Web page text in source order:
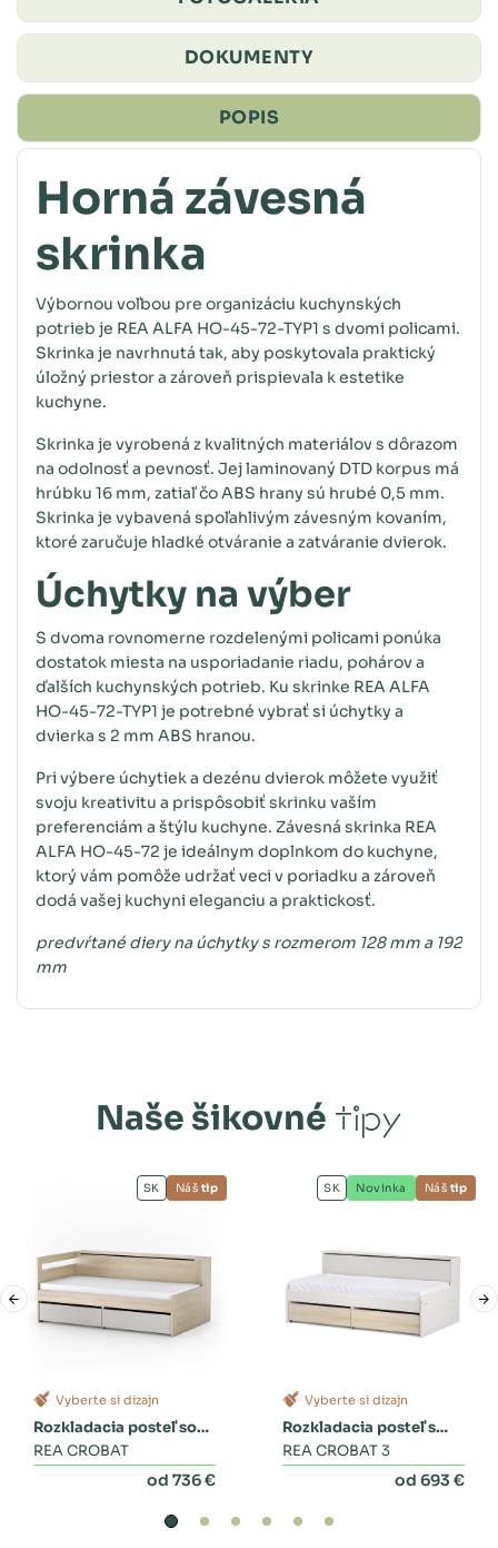
DOKUMENTY
POPIS
Horná závesná
skrinka
Výbornou voľbou pre organizáciu kuchynských
potrieb je REA ALFA HO-45-72-TYP1 s dvomi policami.
Skrinka je navrhnutá tak, aby poskytovala praktický
úložný priestor a zároveň prispievala k estetike
kuchyne.
Skrinka je vyrobená z kvalitných materiálov s dôrazom
na odolnosť a pevnosť. Jej laminovaný DTD korpus má
hrúbku 16 mm, zatiaľ čo ABS hrany sú hrubé 0,5 mm.
Skrinka je vybavená spoľahlivým závesným kovaním,
ktoré zaručuje hladké otváranie a zatváranie dvierok.
Úchytky na výber
S dvoma rovnomerne rozdelenými policami ponúka
dostatok miesta na usporiadanie riadu, pohárov a
ďalších kuchynských potrieb. Ku skrinke REA ALFA
HO-45-72-TYP1 je potrebné vybrať si úchytky a
dvierka s 2 mm ABS hranou.
Pri výbere úchytiek a dezénu dvierok môžete využiť
svoju kreativitu a prispôsobiť skrinku vaším
preferenciám a štýlu kuchyne. Závesná skrinka REA
ALFA HO-45-72 je ideálnym doplnkom do kuchyne,
ktorý vám pomôže udržať veci v poriadku a zároveň
dodá vašej kuchyni eleganciu a praktickosť.
predvŕtané diery na úchytky s rozmerom 128 mm a 192
mm
Naše šikovné tipy
Vyberte si dizajn
Rozkladacia posteľ so
zásuvkami
REA CROBAT
od 736 €
SK Náš tip
Vyberte si dizajn
Rozkladacia posteľ s
dvoma zásuvkami a
REA CROBAT 3
od 693 €
SK Novinka Náš tip